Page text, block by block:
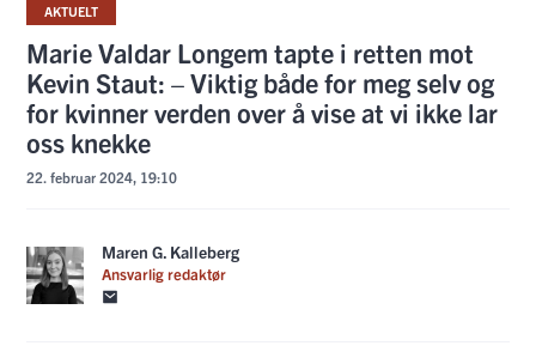
AKTUELT
Marie Valdar Longem tapte i retten mot
Kevin Staut: – Viktig både for meg selv og
for kvinner verden over å vise at vi ikke lar
oss knekke
22. februar 2024, 19:10
Maren G. Kalleberg
Ansvarlig redaktør